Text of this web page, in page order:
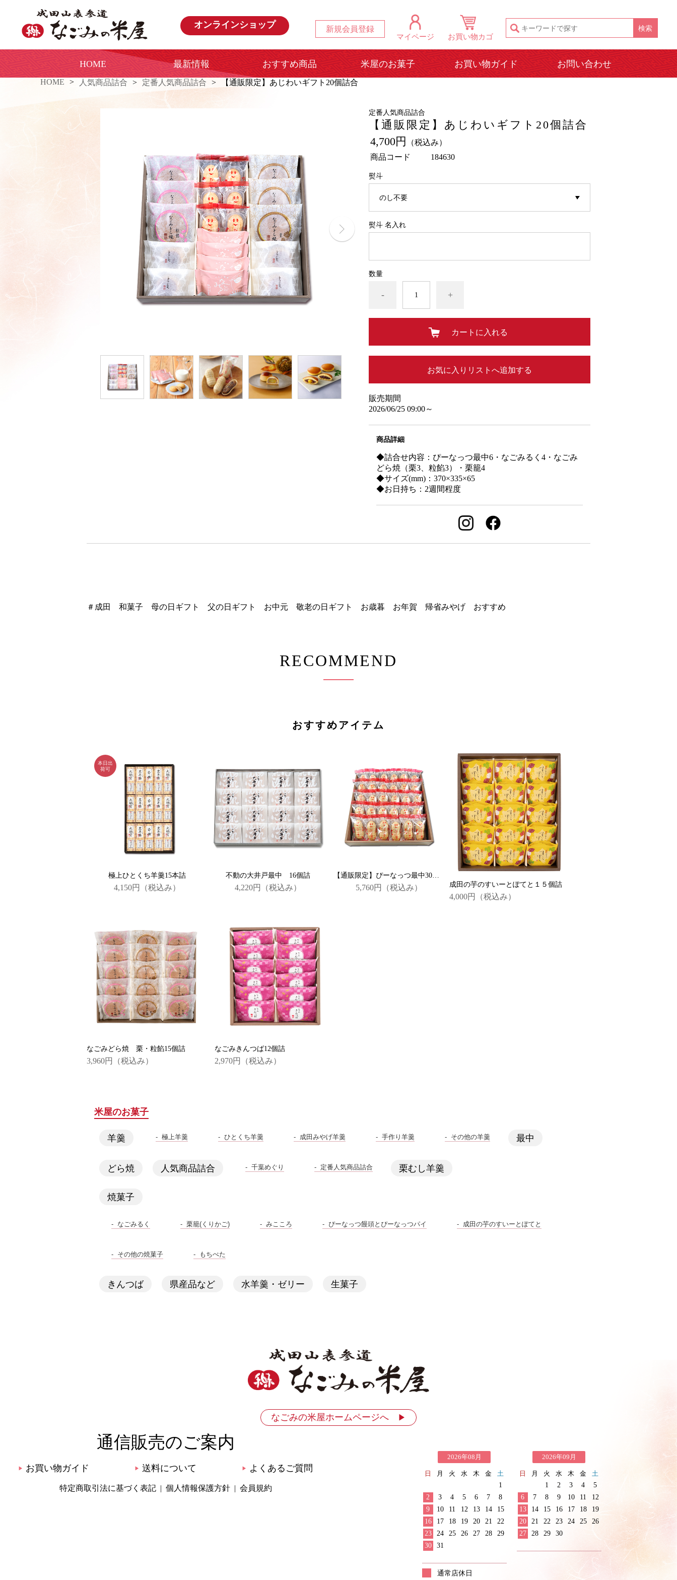
オンラインショップ
新規会員登録
マイページ
お買い物カゴ
HOME 最新情報 おすすめ商品 米屋のお菓子 お買い物ガイド お問い合わせ
HOME 人気商品詰合 定番人気商品詰合 【通販限定】あじわいギフト20個詰合
定番人気商品詰合
【通販限定】あじわいギフト20個詰合
4,700円
（税込み）
商品コード
184630
熨斗
熨斗 名入れ
数量
- +
カートに入れる
お気に入りリストへ追加する
販売期間
2026/06/25 09:00～
商品詳細
◆詰合せ内容：ぴーなっつ最中6・なごみるく4・なごみ
どら焼（栗3、粒餡3）・栗籠4
◆サイズ(mm)：370×335×65
◆お日持ち：2週間程度
＃成田 和菓子 母の日ギフト 父の日ギフト お中元 敬老の日ギフト お歳暮 お年賀 帰省みやげ おすすめ
RECOMMEND
おすすめアイテム
極上ひとくち羊羹15本詰
4,150円 （税込み）
不動の大井戸最中 16個詰
4,220円 （税込み） 5,760円 （税込み） 成田の芋のすいーとぽてと１５個詰
4,000円 （税込み）
なごみどら焼 栗・粒餡15個詰
3,960円 （税込み）
なごみきんつば12個詰
2,970円 （税込み）
米屋のお菓子
羊羹 極上羊羹 ひとくち羊羹 成田みやげ羊羹 手作り羊羹 その他の羊羹 最中
どら焼 人気商品詰合 千葉めぐり 定番人気商品詰合 栗むし羊羹
焼菓子
なごみるく 栗籠(くりかご) みこころ ぴーなっつ饅頭とぴーなっつパイ 成田の芋のすいーとぽてと
その他の焼菓子 もちぺた
きんつば 県産品など 水羊羹・ゼリー 生菓子
なごみの米屋ホームページへ ▶
通信販売のご案内
▶ お買い物ガイド ▶ 送料について ▶ よくあるご質問
特定商取引法に基づく表記 個人情報保護方針 会員規約
2026年08月
日 月 火 水 木 金
土
1
2
3 4 5 6 7
8
9
10 11 12 13 14
15
16
17 18 19 20 21
22
23
24 25 26 27 28
29
30
31
2026年09月
日 月 火 水 木 金
土
1
2 3 4
5
6
7 8 9 10 11
12
13
14 15 16 17 18
19
20
21 22 23 24 25
26
27
28 29 30
通常店休日